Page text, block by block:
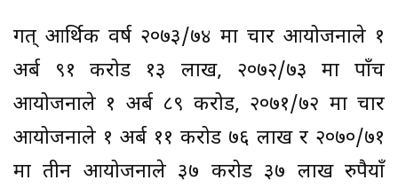
गत् आर्थिक वर्ष २०७३/७४ मा चार आयोजनाले १
अर्ब ९१ करोड १३ लाख, २०७२/७३ मा पाँच
आयोजनाले १ अर्ब ८९ करोड, २०७१/७२ मा चार
आयोजनाले १ अर्ब ११ करोड ७६ लाख र २०७०/७१
मा तीन आयोजनाले ३७ करोड ३७ लाख रुपैयाँ